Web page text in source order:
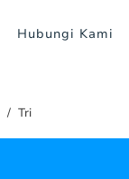
Hubungi Kami
Tri